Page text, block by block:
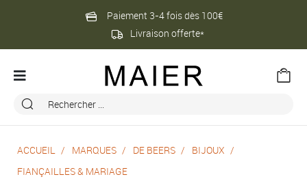
Paiement 3-4 fois dès 100€
Livraison offerte*
ACCUEIL MARQUES DE BEERS
BIJOUX
FIANÇAILLES & MARIAGE